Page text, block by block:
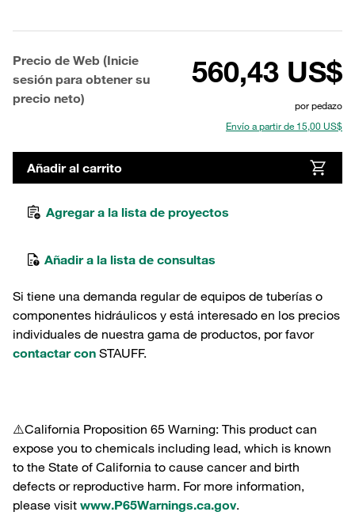
Precio de Web (Inicie
sesión para obtener su
precio neto)
560,43 US$
por pedazo
Envío a partir de 15,00 US$
Añadir al carrito
Agregar a la lista de proyectos
Añadir a la lista de consultas
Si tiene una demanda regular de equipos de tuberías o
componentes hidráulicos y está interesado en los precios
individuales de nuestra gama de productos, por favor
contactar con STAUFF.
⚠️California Proposition 65 Warning: This product can
expose you to chemicals including lead, which is known
to the State of California to cause cancer and birth
defects or reproductive harm. For more information,
please visit www.P65Warnings.ca.gov.